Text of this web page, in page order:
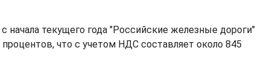
начала текущего года "Российские железные дороги"
что с учетом НДС составляет около 845